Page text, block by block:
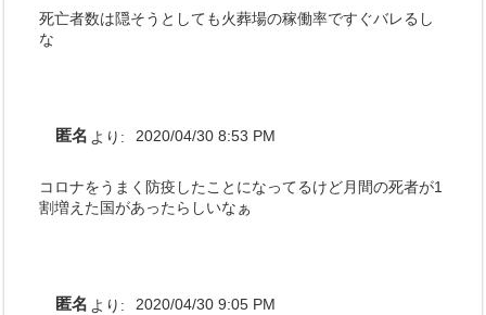
死亡者数は隠そうとしても火葬場の稼働率ですぐバレるし
な
匿名 より: 2020/04/30 8:53 PM
コロナをうまく防疫したことになってるけど月間の死者が1
割増えた国があったらしいなぁ
匿名 より: 2020/04/30 9:05 PM